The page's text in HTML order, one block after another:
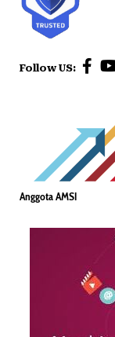
Follow US:
Anggota AMSI